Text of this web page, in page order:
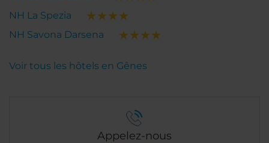
NH La Spezia
NH Savona Darsena
Voir tous les hôtels en Gênes
Appelez-nous